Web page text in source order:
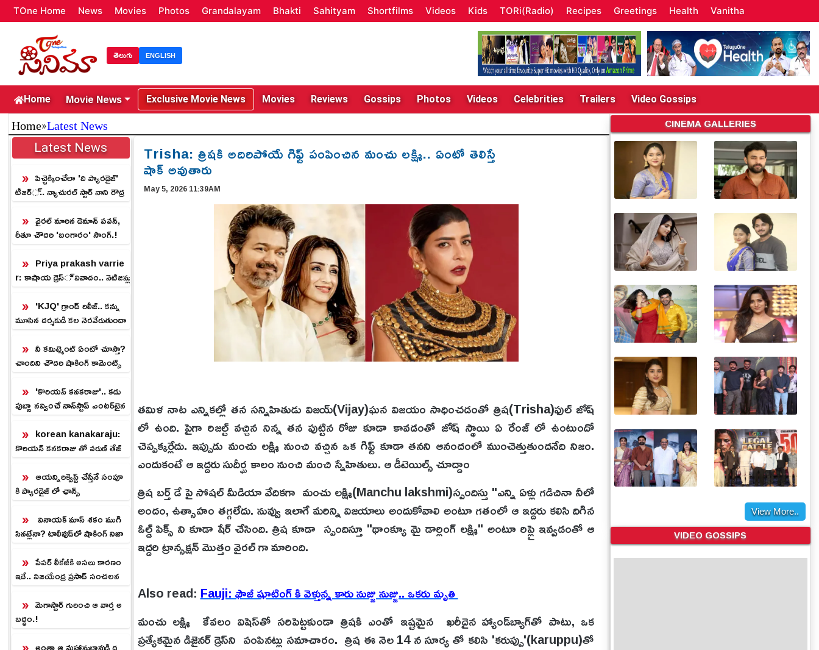
TOne Home News Movies Photos Grandalayam Bhakti Sahityam Shortfilms Videos Kids TORi(Radio) Recipes Greetings Health Vanitha
తెలుగు ENGLISH
Home Movie News Exclusive Movie News Movies Reviews Gossips Photos Videos Celebrities Trailers Video Gossips
Home»Latest News
Latest News
పిచ్చెక్కించేలా 'ది ప్యారడైజ్'
టీజర్.. న్యాచురల్ స్టార్ నాని రౌద్ర
వైరల్ మారిన డెమాన్ పవన్,
రీతూ చౌదరి 'బంగారం' సాంగ్.!
Priya prakash varrie
r: కాషాయ డ్రెస్ వివాదం.. నెటిజన్లు
'KJQ' గ్రాండ్ రిలీజ్.. కన్ను
మూసిన దర్శకుడి కల నెరవేరుతుందా
నీ కమిట్మెంట్ ఏంటో చూస్తా?
చాందిని చౌదరి షాకింగ్ కామెంట్స్
'కొరియన్ కనకరాజు'.. కడు
పుబ్బా నవ్వించే నాన్‌స్టాప్ ఎంటర్‌టైన
korean kanakaraju:
కొరియన్ కనకరాజు తో వరుణ్ తేజ్
ఇలా! ఆయన్నిరిక్వెస్ట్ చేస్తేనే సంపూ
కి ప్యారడైజ్ లో ఛాన్స్
వినాయక్ మాస్ శకం ముగి
సినట్లేనా? టాలీవుడ్‌లో షాకింగ్ నిజా
పేపర్ లీకేజీకి అసలు కారణం
ఇదే.. విజయేంద్ర ప్రసాద్ సంచలన
మెగాస్టార్ గురించి ఆ వార్త అ
బద్ధం.!
Trisha: త్రిషకి అదిరిపోయే గిఫ్ట్ పంపించిన మంచు లక్ష్మి.. ఏంటో తెలిస్తే
షాక్ అవుతారు
May 5, 2026 11:39AM
తమిళ నాట ఎన్నికల్లో తన సన్నిహితుడు విజయ్(Vijay)ఘన విజయం సాధించడంతో త్రిష(Trisha)ఫుల్ జోష్
లో ఉంది. పైగా రిజల్ట్ వచ్చిన నిన్న తన పుట్టిన రోజు కూడా కావడంతో జోష్ స్థాయి ఏ రేంజ్ లో ఉంటుందో
చెప్పక్కర్లేదు. ఇప్పుడు మంచు లక్ష్మి నుంచి వచ్చిన ఒక గిఫ్ట్ కూడా తనని ఆనందంలో ముంచెత్తుతుందనేది నిజం.
ఎందుకంటే ఆ ఇద్దరు సుదీర్ఘ కాలం నుంచి మంచి స్నేహితులు. ఆ డీటెయిల్స్ చూద్దాం
త్రిష బర్త్ డే పై సోషల్ మీడియా వేదికగా మంచు లక్ష్మి(Manchu lakshmi)స్పందిస్తు "ఎన్ని ఏళ్లు గడిచినా నీలో
అందం, ఉత్సాహం తగ్గలేదు. నువ్వు ఇలాగే మరిన్ని విజయాలు అందుకోవాలి అంటూ గతంలో ఆ ఇద్దరు కలిసి దిగిన
ఓల్డ్ పిక్స్ ని కూడా షేర్ చేసింది. త్రిష కూడా స్పందిస్తూ "థాంక్యూ మై డార్లింగ్ లక్ష్మి" అంటూ రిప్లై ఇవ్వడంతో ఆ
ఇద్దరి ట్రాన్సక్షన్ మొత్తం వైరల్ గా మారింది.
Also read:Fauji: ఫౌజీ షూటింగ్ కి వెళ్తున్న కారు నుజ్జు నుజ్జు.. ఒకరు మృతి
మంచు లక్ష్మి కేవలం విషెస్‌తో సరిపెట్టకుండా త్రిషకి ఎంతో ఇష్టమైన ఖరీదైన హ్యాండ్‌బ్యాగ్‌తో పాటు, ఒక
ప్రత్యేకమైన డిజైనర్ డ్రెస్‌ని పంపినట్లు సమాచారం. త్రిష ఈ నెల 14 న సూర్య తో కలిసి 'కరుప్పు'(karuppu)తో
CINEMA GALLERIES
View More..
VIDEO GOSSIPS